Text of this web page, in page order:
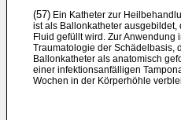
(57) Ein Katheter zur
ist als Ballonkatheter
Fluid gefüllt wird. Zur
Traumatologie der Schädelbasis,
Ballonkatheter als anatomisch
einer infektionsanfälligen
Wochen in der Körperhöhle